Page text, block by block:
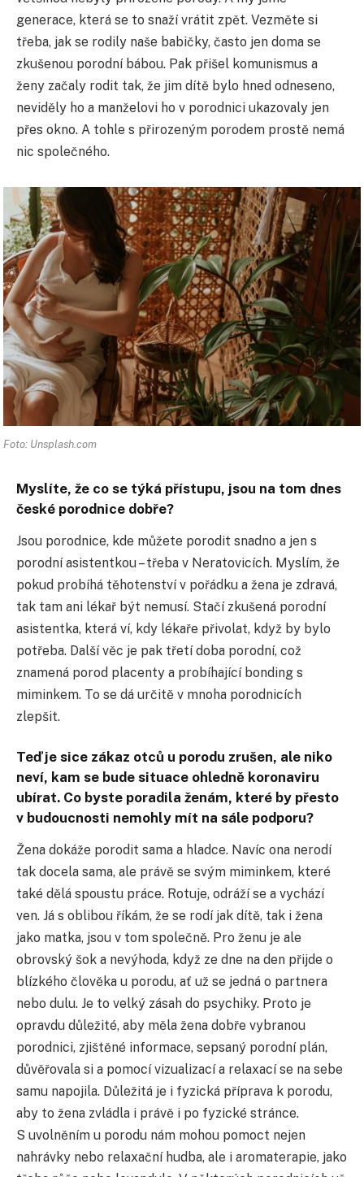
generace, která se to snaží vrátit zpět. Vezměte si
třeba, jak se rodily naše babičky, často jen doma se
zkušenou porodní bábou. Pak přišel komunismus a
ženy začaly rodit tak, že jim dítě bylo hned odneseno,
neviděly ho a manželovi ho v porodnici ukazovaly jen
přes okno. A tohle s přirozeným porodem prostě nemá
nic společného.
Foto: Unsplash.com
Myslíte, že co se týká přístupu, jsou na tom dnes
české porodnice dobře?
Jsou porodnice, kde můžete porodit snadno a jen s
porodní asistentkou – třeba v Neratovicích. Myslím, že
pokud probíhá těhotenství v pořádku a žena je zdravá,
tak tam ani lékař být nemusí. Stačí zkušená porodní
asistentka, která ví, kdy lékaře přivolat, když by bylo
potřeba. Další věc je pak třetí doba porodní, což
znamená porod placenty a probíhající bonding s
miminkem. To se dá určitě v mnoha porodnicích
zlepšit.
Teď je sice zákaz otců u porodu zrušen, ale niko
neví, kam se bude situace ohledně koronaviru
ubírat. Co byste poradila ženám, které by přesto
v budoucnosti nemohly mít na sále podporu?
Žena dokáže porodit sama a hladce. Navíc ona nerodí
tak docela sama, ale právě se svým miminkem, které
také dělá spoustu práce. Rotuje, odráží se a vychází
ven. Já s oblibou říkám, že se rodí jak dítě, tak i žena
jako matka, jsou v tom společně. Pro ženu je ale
obrovský šok a nevýhoda, když ze dne na den přijde o
blízkého člověka u porodu, ať už se jedná o partnera
nebo dulu. Je to velký zásah do psychiky. Proto je
opravdu důležité, aby měla žena dobře vybranou
porodnici, zjištěné informace, sepsaný porodní plán,
důvěřovala si a pomocí vizualizací a relaxací se na sebe
samu napojila. Důležitá je i fyzická příprava k porodu,
aby to žena zvládla i právě i po fyzické stránce.
S uvolněním u porodu nám mohou pomoct nejen
nahrávky nebo relaxační hudba, ale i aromaterapie, jako